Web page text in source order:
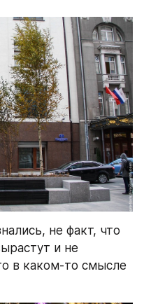
не факт, что
и не
в каком-то смысле